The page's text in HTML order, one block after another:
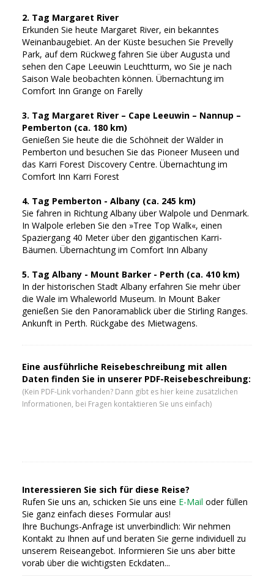
2. Tag Margaret River
Erkunden Sie heute Margaret River, ein bekanntes
Weinanbaugebiet. An der Küste besuchen Sie Prevelly
Park, auf dem Rückweg fahren Sie über Augusta und
sehen den Cape Leeuwin Leuchtturm, wo Sie je nach
Saison Wale beobachten können. Übernachtung im
Comfort Inn Grange on Farelly
3. Tag Margaret River – Cape Leeuwin – Nannup –
Pemberton (ca. 180 km)
Genießen Sie heute die die Schöhneit der Wälder in
Pemberton und besuchen Sie das Pioneer Museen und
das Karri Forest Discovery Centre. Übernachtung im
Comfort Inn Karri Forest
4. Tag Pemberton - Albany (ca. 245 km)
Sie fahren in Richtung Albany über Walpole und Denmark.
In Walpole erleben Sie den »Tree Top Walk«, einen
Spaziergang 40 Meter über den gigantischen Karri-
Bäumen. Übernachtung im Comfort Inn Albany
5. Tag Albany - Mount Barker - Perth (ca. 410 km)
In der historischen Stadt Albany erfahren Sie mehr über
die Wale im Whaleworld Museum. In Mount Baker
genießen Sie den Panoramablick über die Stirling Ranges.
Ankunft in Perth. Rückgabe des Mietwagens.
Eine ausführliche Reisebeschreibung mit allen
Daten finden Sie in unserer PDF-Reisebeschreibung:
(Kein PDF-Link vorhanden? Dann gibt es hier keine zusätzlichen
Informationen, bei Fragen kontaktieren Sie uns einfach)
Interessieren Sie sich für diese Reise?
Rufen Sie uns an, schicken Sie uns eine E-Mail oder füllen
Sie ganz einfach dieses Formular aus!
Ihre Buchungs-Anfrage ist unverbindlich: Wir nehmen
Kontakt zu Ihnen auf und beraten Sie gerne individuell zu
unserem Reiseangebot. Informieren Sie uns aber bitte
vorab über die wichtigsten Eckdaten...